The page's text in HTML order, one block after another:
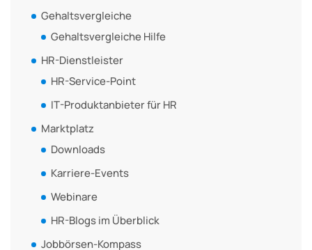
Gehaltsvergleiche
Gehaltsvergleiche Hilfe
HR-Dienstleister
HR-Service-Point
IT-Produktanbieter für HR
Marktplatz
Downloads
Karriere-Events
Webinare
HR-Blogs im Überblick
Jobbörsen-Kompass